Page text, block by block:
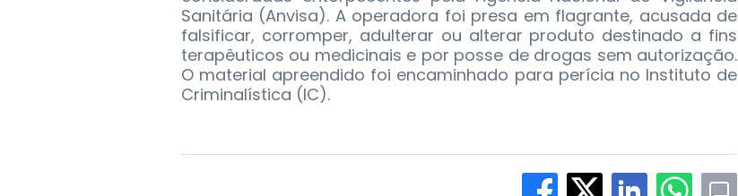
Sanitária (Anvisa). A operadora foi presa em flagrante, acusada de
falsificar, corromper, adulterar ou alterar produto destinado a fins
terapêuticos ou medicinais e por posse de drogas sem autorização.
O material apreendido foi encaminhado para perícia no Instituto de
Criminalística (IC).